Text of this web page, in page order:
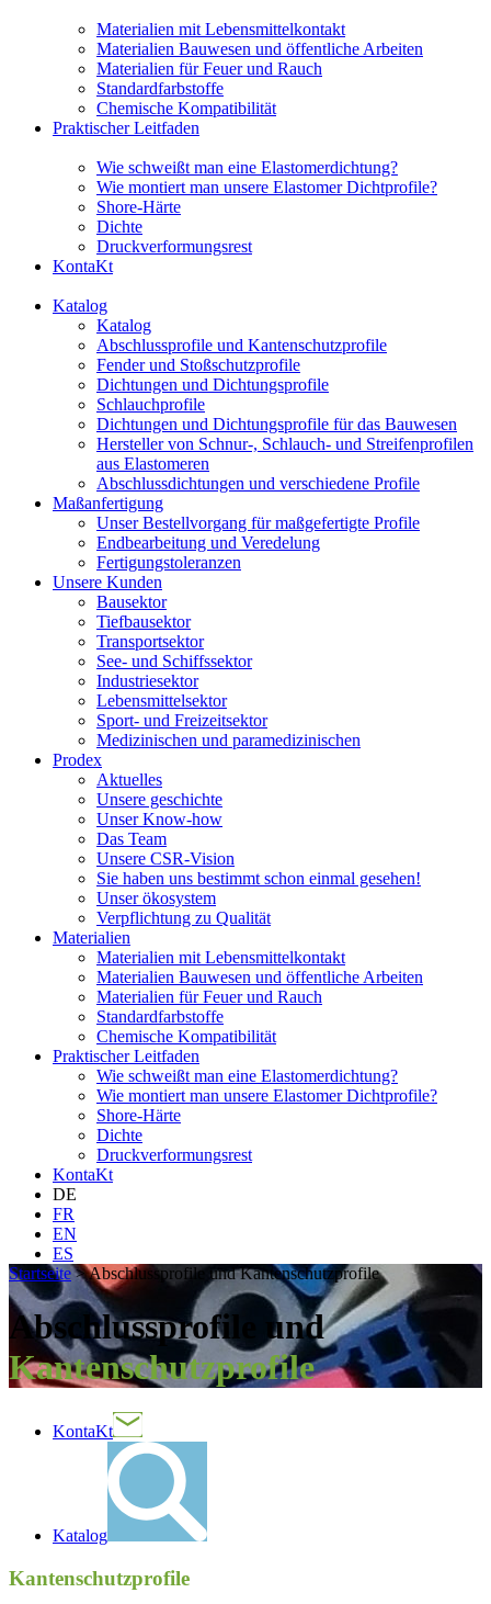
Materialien mit Lebensmittelkontakt
Materialien Bauwesen und öffentliche Arbeiten
Materialien für Feuer und Rauch
Standardfarbstoffe
Chemische Kompatibilität
Praktischer Leitfaden
Wie schweißt man eine Elastomerdichtung?
Wie montiert man unsere Elastomer Dichtprofile?
Shore-Härte
Dichte
Druckverformungsrest
KontaKt
Katalog
Katalog
Abschlussprofile und Kantenschutzprofile
Fender und Stoßschutzprofile
Dichtungen und Dichtungsprofile
Schlauchprofile
Dichtungen und Dichtungsprofile für das Bauwesen
Hersteller von Schnur-, Schlauch- und Streifenprofilen
aus Elastomeren
Abschlussdichtungen und verschiedene Profile
Maßanfertigung
Unser Bestellvorgang für maßgefertigte Profile
Endbearbeitung und Veredelung
Fertigungstoleranzen
Unsere Kunden
Bausektor
Tiefbausektor
Transportsektor
See- und Schiffssektor
Industriesektor
Lebensmittelsektor
Sport- und Freizeitsektor
Medizinischen und paramedizinischen
Prodex
Aktuelles
Unsere geschichte
Unser Know-how
Das Team
Unsere CSR-Vision
Sie haben uns bestimmt schon einmal gesehen!
Unser ökosystem
Verpflichtung zu Qualität
Materialien
Materialien mit Lebensmittelkontakt
Materialien Bauwesen und öffentliche Arbeiten
Materialien für Feuer und Rauch
Standardfarbstoffe
Chemische Kompatibilität
Praktischer Leitfaden
Wie schweißt man eine Elastomerdichtung?
Wie montiert man unsere Elastomer Dichtprofile?
Shore-Härte
Dichte
Druckverformungsrest
KontaKt
DE
FR
EN
ES
Startseite>Abschlussprofile und Kantenschutzprofile
Abschlussprofile und
Kantenschutzprofile
KontaKt
Katalog
Kantenschutzprofile